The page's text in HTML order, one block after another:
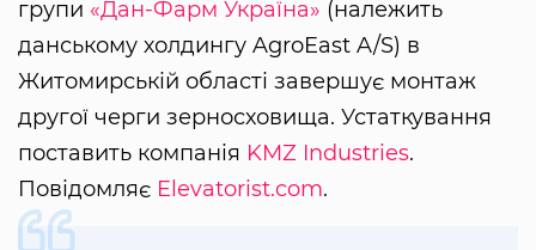
групи «Дан-Фарм Україна» (належить
данському холдингу AgroEast A/S) в
Житомирській області завершує монтаж
другої черги зерносховища. Устаткування
поставить компанія KMZ Industries.
Повідомляє Elevatorist.com.